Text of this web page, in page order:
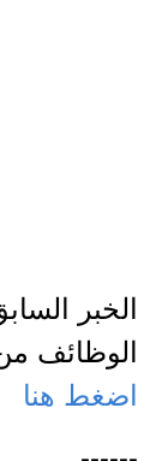
الخبر
الوظائف
اضغط هنا